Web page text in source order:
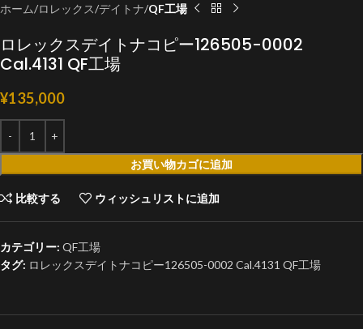
ホーム ロレックス デイトナ QF工場
ロレックスデイトナコピー126505-0002
Cal.4131 QF工場
¥135,000
お買い物カゴに追加
比較する ウィッシュリストに追加
カテゴリー: QF工場
タグ: ロレックスデイトナコピー126505-0002 Cal.4131 QF工場